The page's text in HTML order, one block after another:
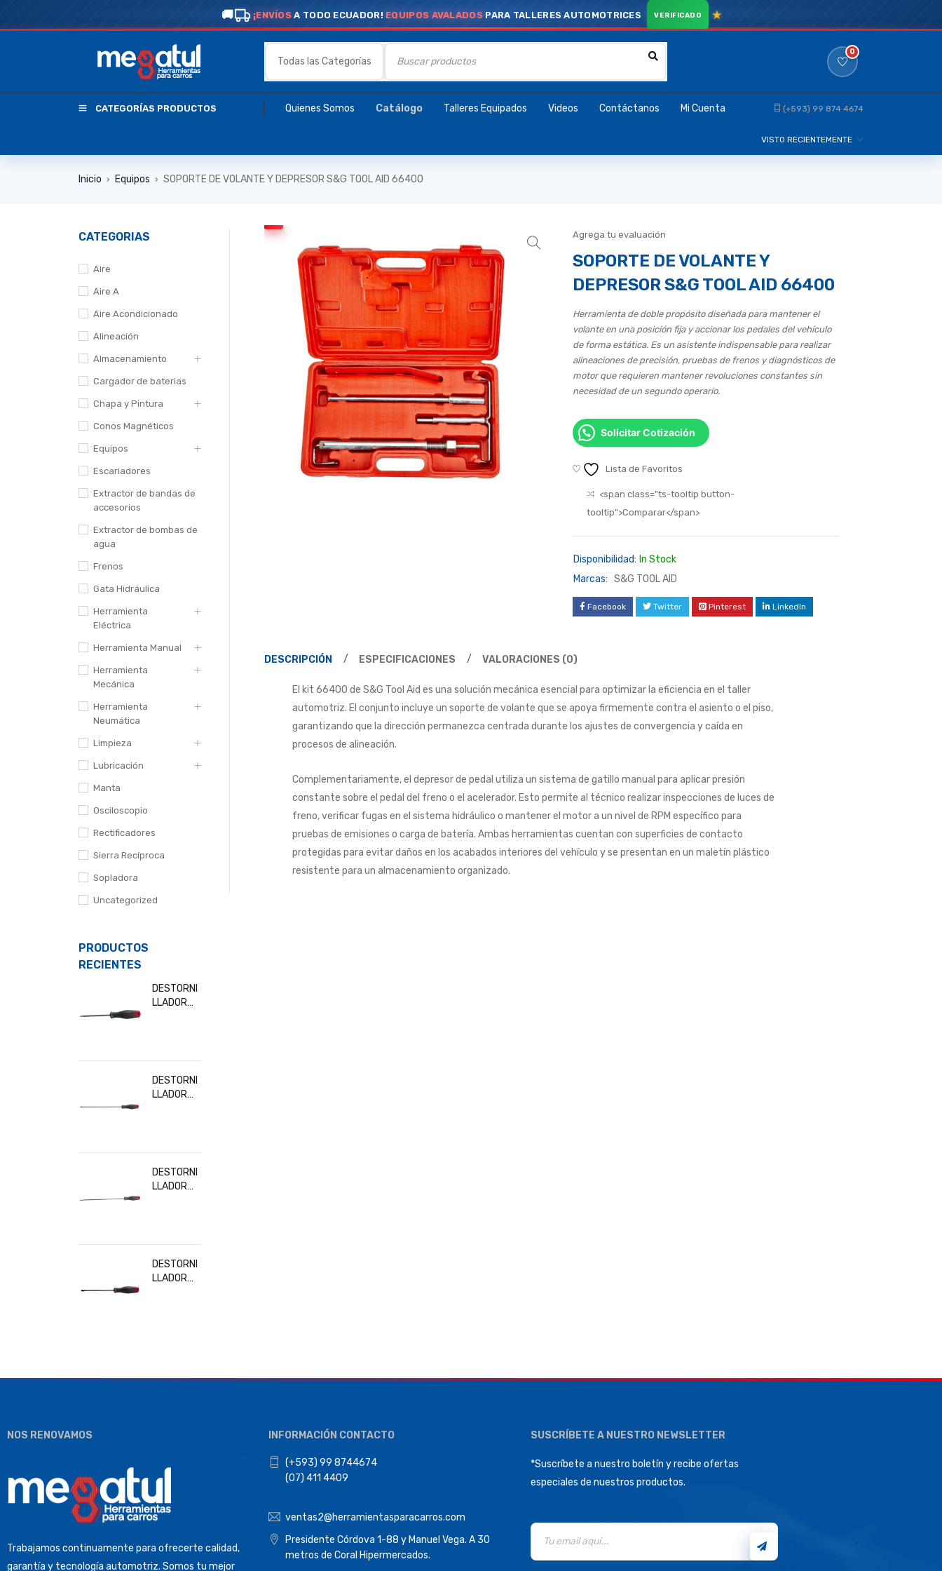
¡ENVÍOSA TODO ECUADOR! EQUIPOS AVALADOSPARA TALLERES AUTOMOTRICES
0
CATEGORÍAS PRODUCTOS Quienes Somos Catálogo Talleres Equipados Videos Contáctanos Mi Cuenta (+593) 99 874 4674
VISTO RECIENTEMENTE
Inicio › Equipos › SOPORTE DE VOLANTE Y DEPRESOR S&G TOOL AID 66400
CATEGORIAS
Aire
Aire A
Aire Acondicionado
Alineación
Almacenamiento
Cargador de baterias
Chapa y Pintura
Conos Magnéticos
Equipos
Escariadores
Extractor de bandas de
accesorios
Extractor de bombas de
agua
Frenos
Gata Hidráulica
Herramienta
Eléctrica
Herramienta Manual
Herramienta
Mecánica
Herramienta
Neumática
Limpieza
Lubricación
Manta
Osciloscopio
Rectificadores
Sierra Recíproca
Sopladora
Uncategorized
PRODUCTOS
RECIENTES
DESTORNI
LLADOR
DESTORNI
LLADOR
32919
DESTORNI
LLADOR
32916
DESTORNI
LLADOR
Agrega tu evaluación
SOPORTE DE VOLANTE Y
DEPRESOR S&G TOOL AID 66400
Herramienta de doble propósito diseñada para mantener el
volante en una posición fija y accionar los pedales del vehículo
de forma estática. Es un asistente indispensable para realizar
alineaciones de precisión, pruebas de frenos y diagnósticos de
motor que requieren mantener revoluciones constantes sin
necesidad de un segundo operario.
Solicitar Cotización
Lista de Favoritos
<span class="ts-tooltip button-
tooltip">Comparar</span>
Disponibilidad: In Stock
Marcas: S&G TOOL AID
Facebook Twitter Pinterest LinkedIn
DESCRIPCIÓN ESPECIFICACIONES VALORACIONES (0)
El kit 66400 de S&G Tool Aid es una solución mecánica esencial para optimizar la eficiencia en el taller
automotriz. El conjunto incluye un soporte de volante que se apoya firmemente contra el asiento o el piso,
garantizando que la dirección permanezca centrada durante los ajustes de convergencia y caída en
procesos de alineación.
Complementariamente, el depresor de pedal utiliza un sistema de gatillo manual para aplicar presión
constante sobre el pedal del freno o el acelerador. Esto permite al técnico realizar inspecciones de luces de
freno, verificar fugas en el sistema hidráulico o mantener el motor a un nivel de RPM específico para
pruebas de emisiones o carga de batería. Ambas herramientas cuentan con superficies de contacto
protegidas para evitar daños en los acabados interiores del vehículo y se presentan en un maletín plástico
resistente para un almacenamiento organizado.
NOS RENOVAMOS
Trabajamos continuamente para ofrecerte calidad,
garantía y tecnología automotriz. Somos tu mejor
INFORMACIÓN CONTACTO
(+593) 99 8744674
(07) 411 4409
ventas2@herramientasparacarros.com
Presidente Córdova 1-88 y Manuel Vega. A 30
metros de Coral Hipermercados.
SUSCRÍBETE A NUESTRO NEWSLETTER
*Suscríbete a nuestro boletín y recibe ofertas
especiales de nuestros productos.